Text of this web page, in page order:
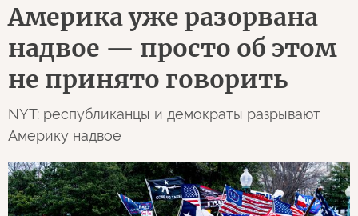
Америка уже разорвана
надвое — просто об этом
не принято говорить
NYT: республиканцы и демократы разрывают
Америку надвое